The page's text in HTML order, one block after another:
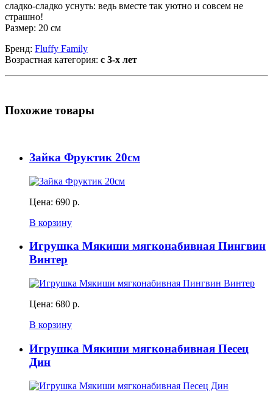
сладко-сладко уснуть: ведь вместе так уютно и совсем не
страшно!
Размер: 20 см
Бренд: Fluffy Family
Возрастная категория: с 3-х лет
Похожие товары
Зайка Фруктик 20см
Цена: 690 р.
В корзину
Игрушка Мякиши мягконабивная Пингвин
Винтер
Цена: 680 р.
В корзину
Игрушка Мякиши мягконабивная Песец
Дин